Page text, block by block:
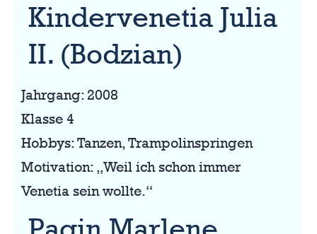
Kindervenetia Julia
II. (Bodzian)
Jahrgang: 2008
Klasse 4
Hobbys: Tanzen, Trampolinspringen
Motivation: „Weil ich schon immer
Venetia sein wollte.“